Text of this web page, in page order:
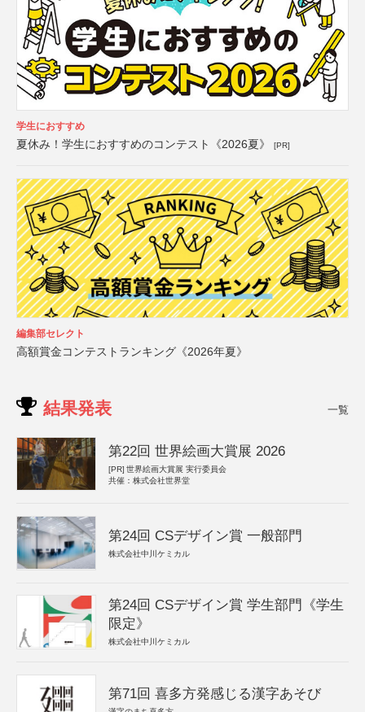
学生におすすめ
夏休み！学生におすすめのコンテスト《2026夏》 [PR]
編集部セレクト
高額賞金コンテストランキング《2026年夏》
結果発表 一覧
第22回 世界絵画大賞展 2026
[PR] 世界絵画大賞展 実行委員会
共催：株式会社世界堂
第24回 CSデザイン賞 一般部門
株式会社中川ケミカル
第24回 CSデザイン賞 学生部門《学生
限定》
株式会社中川ケミカル
第71回 喜多方発感じる漢字あそび